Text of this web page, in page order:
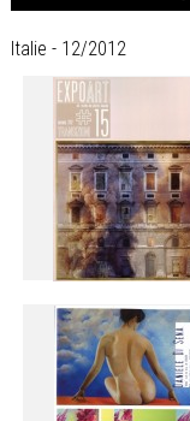
Italie - 12/2012